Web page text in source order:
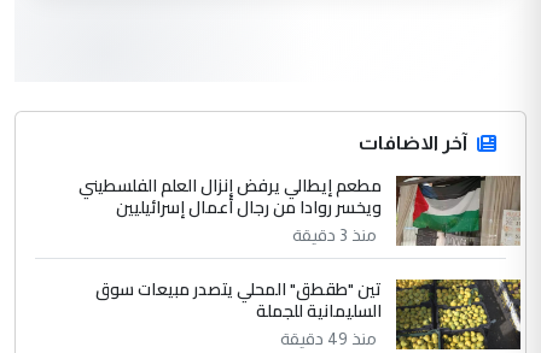
جنسية الرافد الثالث للعراق ومن اصول عريقة
ابا فرات ...
الموضوع :
الجواهري يرد على صدام حسين سل
مضجعيك يابن الزنا (نص كامل)
سردار
التعليق : واحد من عصابة علي ماما يسقط
جنسية الرافد الثالث للعراق ومن اصول عريقة
آخر الاضافات
مطعم إيطالي يرفض إنزال العلم الفلسطيني
ويخسر روادا من رجال أعمال إسرائيليين
منذ 3 دقيقة
تين "طقطق" المحلي يتصدر مبيعات سوق
السليمانية للجملة
منذ 49 دقيقة